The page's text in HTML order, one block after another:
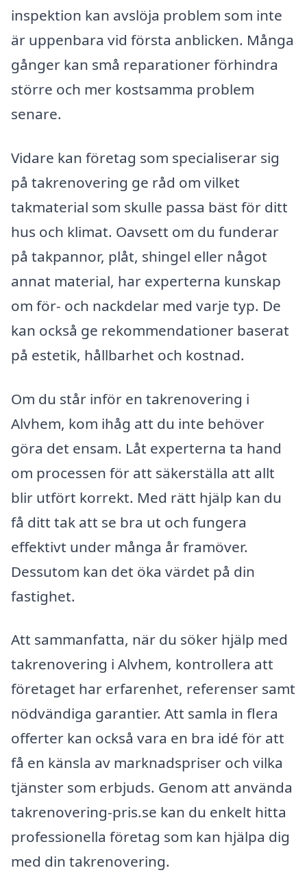
inspektion kan avslöja problem som inte
är uppenbara vid första anblicken. Många
gånger kan små reparationer förhindra
större och mer kostsamma problem
senare.
Vidare kan företag som specialiserar sig
på takrenovering ge råd om vilket
takmaterial som skulle passa bäst för ditt
hus och klimat. Oavsett om du funderar
på takpannor, plåt, shingel eller något
annat material, har experterna kunskap
om för- och nackdelar med varje typ. De
kan också ge rekommendationer baserat
på estetik, hållbarhet och kostnad.
Om du står inför en takrenovering i
Alvhem, kom ihåg att du inte behöver
göra det ensam. Låt experterna ta hand
om processen för att säkerställa att allt
blir utfört korrekt. Med rätt hjälp kan du
få ditt tak att se bra ut och fungera
effektivt under många år framöver.
Dessutom kan det öka värdet på din
fastighet.
Att sammanfatta, när du söker hjälp med
takrenovering i Alvhem, kontrollera att
företaget har erfarenhet, referenser samt
nödvändiga garantier. Att samla in flera
offerter kan också vara en bra idé för att
få en känsla av marknadspriser och vilka
tjänster som erbjuds. Genom att använda
takrenovering-pris.se kan du enkelt hitta
professionella företag som kan hjälpa dig
med din takrenovering.